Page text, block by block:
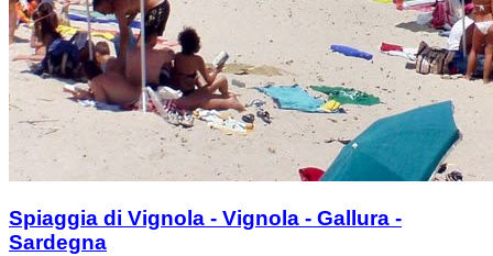
Spiaggia di Vignola - Vignola - Gallura -
Sardegna